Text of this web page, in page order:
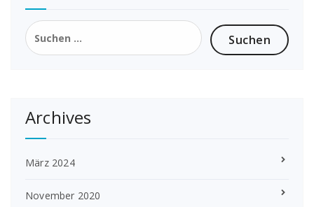
Suchen
nach:
Archives
März 2024
November 2020